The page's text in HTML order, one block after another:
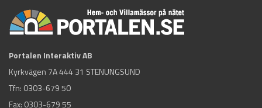
Portalen Interaktiv AB
Kyrkvägen 7A 444 31 STENUNGSUND
Tfn: 0303-679 50
Fax: 0303-679 55